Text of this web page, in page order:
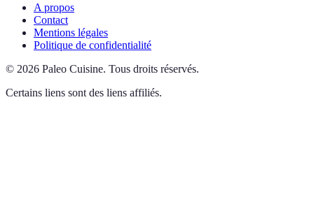
A propos
Contact
Mentions légales
Politique de confidentialité
© 2026 Paleo Cuisine. Tous droits réservés.
Certains liens sont des liens affiliés.